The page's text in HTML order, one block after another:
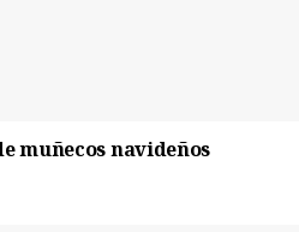
muñecos navideños